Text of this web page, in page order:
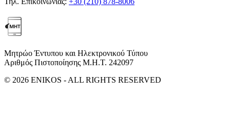
Μητρώο Έντυπου και Ηλεκτρονικού Τύπου
Αριθμός Πιστοποίησης Μ.Η.Τ. 242097
© 2026 ENIKOS - ALL RIGHTS RESERVED